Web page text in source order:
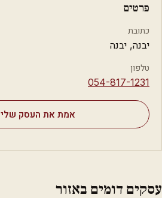
פרטים
כתובת
יבנה, יבנה
טלפון
⁦054-817-1231⁩
אמת את העסק שלי
עסקים דומים באזור